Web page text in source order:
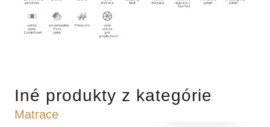
Iné produkty z kategórie
Matrace